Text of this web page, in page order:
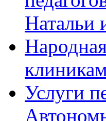
Натальи
Услуги